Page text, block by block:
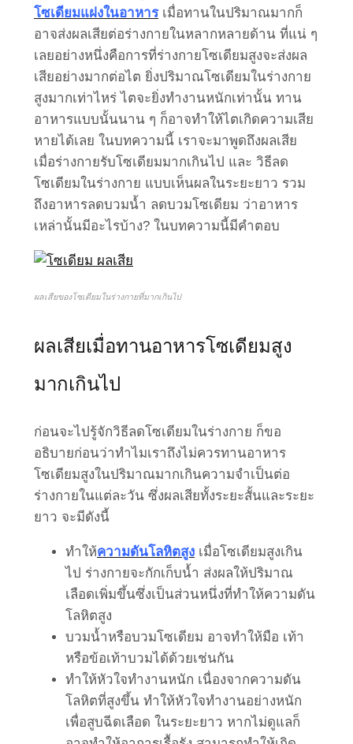
โซเดียมแฝงในอาหารเมื่อทานในปริมาณมากก็
อาจส่งผลเสียต่อร่างกายในหลากหลายด้าน ที่แน่ ๆ
เลยอย่างหนึ่งคือการที่ร่างกายโซเดียมสูงจะส่งผล
เสียอย่างมากต่อไต ยิ่งปริมาณโซเดียมในร่างกาย
สูงมากเท่าไหร่ ไตจะยิ่งทำงานหนักเท่านั้น ทาน
อาหารแบบนั้นนาน ๆ ก็อาจทำให้ไตเกิดความเสีย
หายได้เลย ในบทความนี้ เราจะมาพูดถึงผลเสีย
เมื่อร่างกายรับโซเดียมมากเกินไป และ วิธีลด
โซเดียมในร่างกาย แบบเห็นผลในระยะยาว รวม
ถึงอาหารลดบวมน้ำ ลดบวมโซเดียม ว่าอาหาร
เหล่านั้นมีอะไรบ้าง? ในบทความนี้มีคำตอบ
ผลเสียของโซเดียมในร่างกายที่มากเกินไป
ผลเสียเมื่อทานอาหารโซเดียมสูง
มากเกินไป
ก่อนจะไปรู้จักวิธีลดโซเดียมในร่างกาย ก็ขอ
อธิบายก่อนว่าทำไมเราถึงไม่ควรทานอาหาร
โซเดียมสูงในปริมาณมากเกินความจำเป็นต่อ
ร่างกายในแต่ละวัน ซึ่งผลเสียทั้งระยะสั้นและระยะ
ยาว จะมีดังนี้
ทำให้ความดันโลหิตสูง เมื่อโซเดียมสูงเกิน
ไป ร่างกายจะกักเก็บน้ำ ส่งผลให้ปริมาณ
เลือดเพิ่มขึ้นซึ่งเป็นส่วนหนึ่งที่ทำให้ความดัน
โลหิตสูง
บวมน้ำหรือบวมโซเดียม อาจทำให้มือ เท้า
หรือข้อเท้าบวมได้ด้วยเช่นกัน
ทำให้หัวใจทำงานหนัก เนื่องจากความดัน
โลหิตที่สูงขึ้น ทำให้หัวใจทำงานอย่างหนัก
เพื่อสูบฉีดเลือด ในระยะยาว หากไม่ดูแลก็